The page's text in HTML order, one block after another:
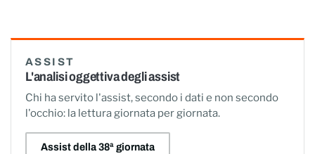
ASSIST
L'analisi oggettiva degli assist
Chi ha servito l'assist, secondo i dati e non secondo
l'occhio: la lettura giornata per giornata.
Assist della 38ª giornata